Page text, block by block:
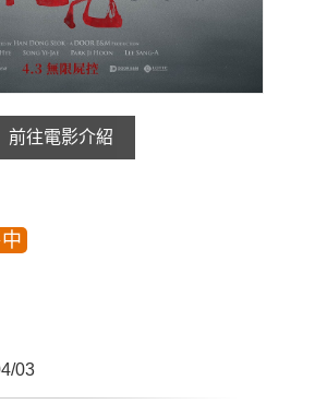
前往電影介紹
03
會員活動
會員Q&A